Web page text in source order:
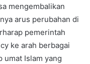
mengembalikan
arus perubahan di
pemerintah
ke arah berbagai
umat Islam yang